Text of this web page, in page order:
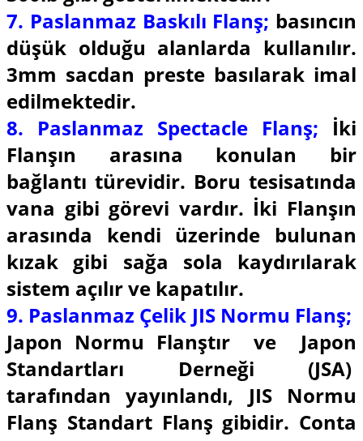
7. Paslanmaz Baskılı Flanş; basıncın
düşük olduğu alanlarda kullanılır.
3mm sacdan preste basılarak imal
edilmektedir.
8. Paslanmaz Spectacle Flanş; İki
Flanşın arasına konulan bir
bağlantı türevidir. Boru tesisatında
vana gibi görevi vardır. İki Flanşın
arasında kendi üzerinde bulunan
kızak gibi sağa sola kaydırılarak
sistem açılır ve kapatılır.
9. Paslanmaz Çelik JIS Normu Flanş;
Japon Normu Flanştır ve Japon
Standartları Derneği (JSA)
tarafından yayınlandı, JIS Normu
Flanş Standart Flanş gibidir. Conta